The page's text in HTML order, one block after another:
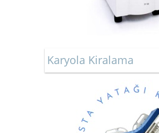
Karyola Kiralama